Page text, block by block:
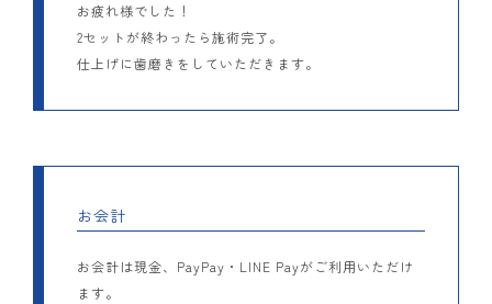
お疲れ様でした！
2セットが終わったら施術完了。
仕上げに歯磨きをしていただきます。
お会計
お会計は現金、PayPay・LINE Payがご利用いただけ
ます。